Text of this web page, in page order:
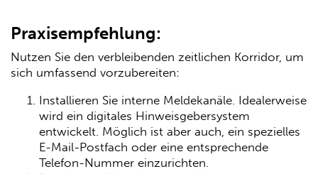
Praxisempfehlung:
Nutzen Sie den verbleibenden zeitlichen Korridor, um
sich umfassend vorzubereiten:
Installieren Sie interne Meldekanäle. Idealerweise
wird ein digitales Hinweisgebersystem
entwickelt. Möglich ist aber auch, ein spezielles
E-Mail-Postfach oder eine entsprechende
Telefon-Nummer einzurichten.